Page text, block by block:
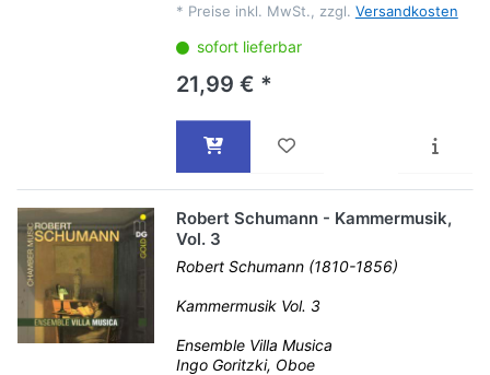
* Preise inkl. MwSt., zzgl. Versandkosten
sofort lieferbar
21,99 € *
Robert Schumann - Kammermusik,
Vol. 3
Robert Schumann (1810-1856)
Kammermusik Vol. 3
Ensemble Villa Musica
Ingo Goritzki, Oboe